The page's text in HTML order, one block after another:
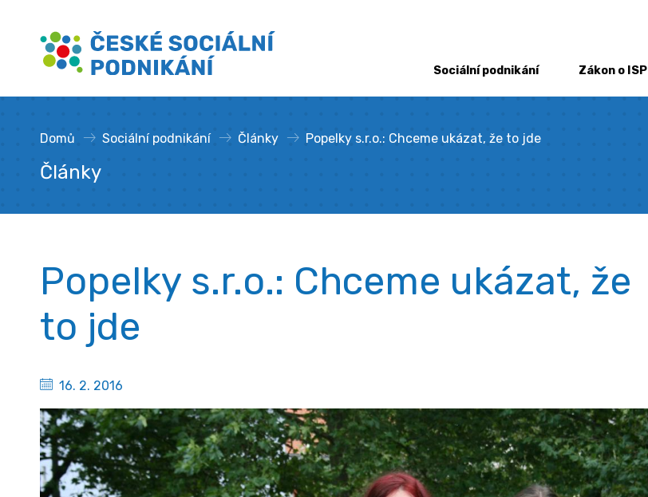
Sociální podnikání Zákon o ISP
Domů » Sociální podnikání » Články » Popelky s.r.o.: Chceme ukázat, že to jde
Články
Popelky s.r.o.: Chceme ukázat, že
to jde
16. 2. 2016